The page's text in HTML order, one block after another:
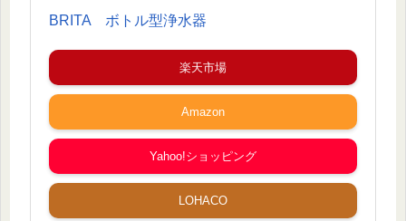
BRITA ボトル型浄水器
楽天市場
Amazon
Yahoo!ショッピング
LOHACO